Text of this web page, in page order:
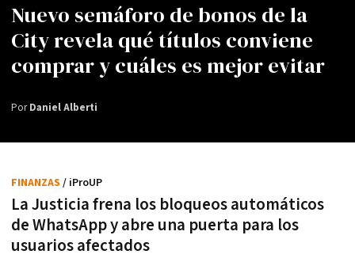
Nuevo semáforo de bonos de la
City revela qué títulos conviene
comprar y cuáles es mejor evitar
PorDaniel Alberti
La Justicia frena los bloqueos automáticos
de WhatsApp y abre una puerta para los
usuarios afectados
FINANZAS / iProUP